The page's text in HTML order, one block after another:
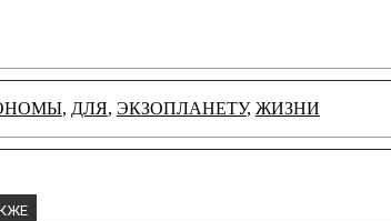
, ДЛЯ, ЭКЗОПЛАНЕТУ, ЖИЗНИ